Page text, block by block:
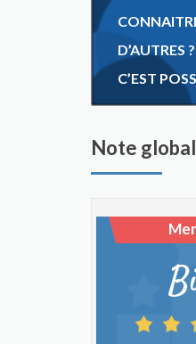
D’AUTRES ?
C’EST
Note